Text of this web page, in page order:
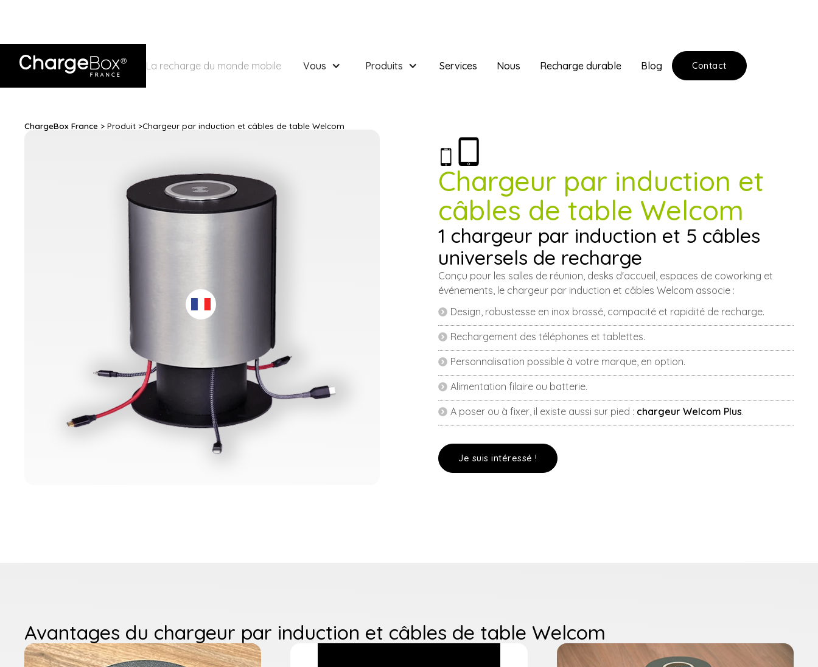
La recharge du monde mobile Vous Produits Services Nous Recharge durable Blog Contact
ChargeBox France > Produit >Chargeur par induction et câbles de table Welcom
Chargeur par induction et
câbles de table Welcom
1 chargeur par induction et 5 câbles
universels de recharge
Conçu pour les salles de réunion, desks d'accueil, espaces de coworking et
événements, le chargeur par induction et câbles Welcom associe :
Design, robustesse en inox brossé, compacité et rapidité de recharge.
Rechargement des téléphones et tablettes.
Personnalisation possible à votre marque, en option.
Alimentation filaire ou batterie.
A poser ou à fixer, il existe aussi sur pied : chargeur Welcom Plus.
Je suis intéressé !
Avantages du chargeur par induction et câbles de table Welcom